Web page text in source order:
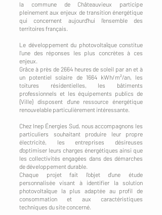
la commune de Châteauvieux participe
pleinement aux enjeux de transition énergétique
qui concernent aujourd'hui l'ensemble des
territoires français.
Le développement du photovoltaïque constitue
l'une des réponses les plus concrètes à ces
enjeux.
Grâce à près de 2664 heures de soleil par an et à
un potentiel solaire de 1664 kWh/m²/an, les
toitures résidentielles, les bâtiments
professionnels et les équipements publics de
{Ville} disposent d'une ressource énergétique
renouvelable particulièrement intéressante.
Chez Inep Énergies Sud, nous accompagnons les
particuliers souhaitant produire leur propre
électricité, les entreprises désireuses
d'optimiser leurs charges énergétiques ainsi que
les collectivités engagées dans des démarches
de développement durable.
Chaque projet fait l'objet d'une étude
personnalisée visant à identifier la solution
photovoltaïque la plus adaptée au profil de
consommation et aux caractéristiques
techniques du site concerné.